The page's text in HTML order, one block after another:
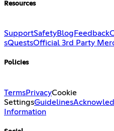
Resources
SupportSafetyBlog Feedback
sQuestsOfficial 3rd Party
Policies
TermsPrivacyCookie
SettingsGuidelines
Information